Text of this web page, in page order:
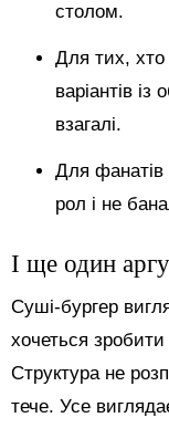
столом.
Для тих, хто
варіантів
взагалі.
Для фанатів
рол і не
І ще один
Суші-бургер
хочеться
Структура не
тече. Усе